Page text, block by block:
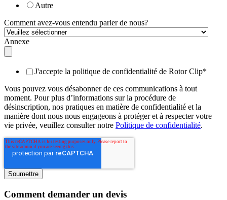
Autre
Comment avez-vous entendu parler de nous?
Annexe
J'accepte la politique de confidentialité de Rotor Clip*
Vous pouvez vous désabonner de ces communications à tout
moment. Pour plus d’informations sur la procédure de
désinscription, nos pratiques en matière de confidentialité et la
manière dont nous nous engageons à protéger et à respecter votre
vie privée, veuillez consulter notre Politique de confidentialité.
Comment demander un devis